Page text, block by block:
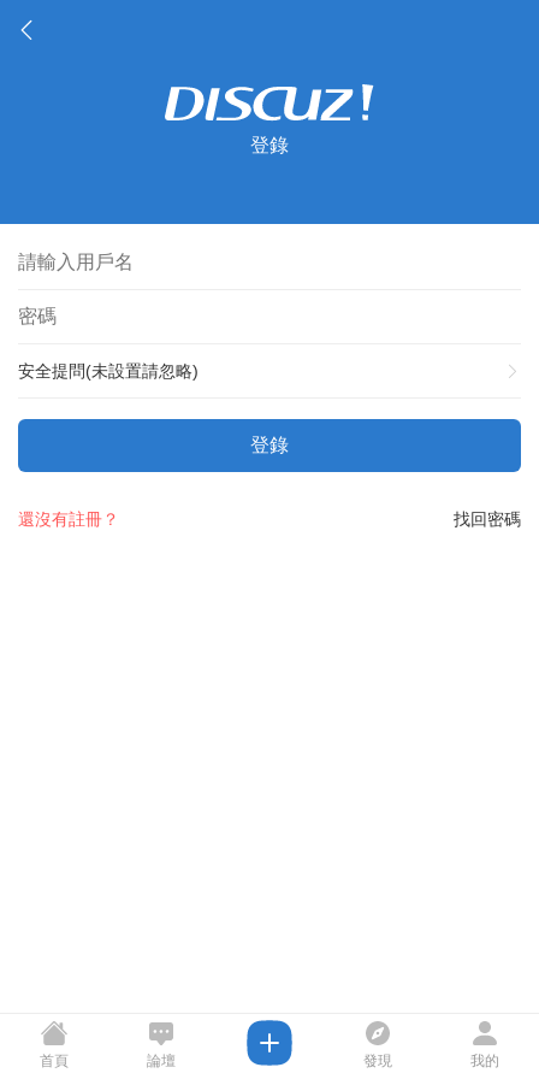
登錄
安全提問(未設置請忽略)
登錄
找回密碼
還沒有註冊？
首頁 論壇 發現 我的